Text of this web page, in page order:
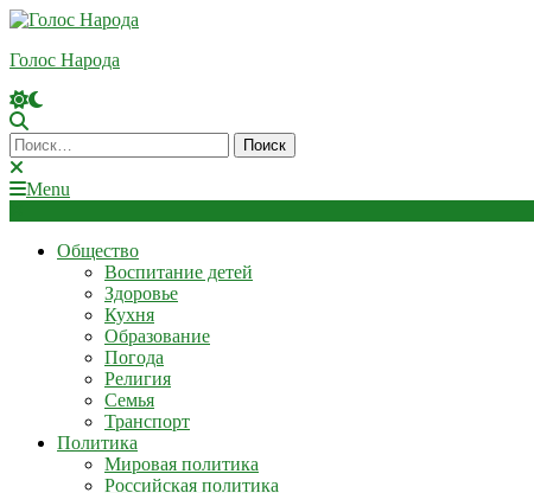
Skip
Content
Голос Народа
Найти:
Menu
Общество
Воспитание детей
Здоровье
Кухня
Образование
Погода
Религия
Семья
Транспорт
Политика
Мировая политика
Российская политика